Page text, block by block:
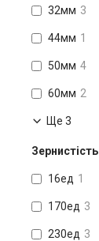
32мм 3
44мм 1
50мм 4
60мм 2
Ще 3
Зернистість
16ед 1
170ед 3
230ед 3